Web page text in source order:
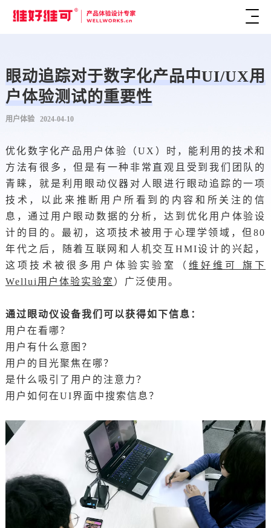
眼动追踪对于数字化产品中UI/UX用
户体验测试的重要性
用户体验 2024-04-10
优化数字化产品用户体验（UX）时，能利用的技术和
方法有很多，但是有一种非常直观且受到我们团队的
青睐，就是利用眼动仪器对人眼进行眼动追踪的一项
技术，以此来推断用户所看到的内容和所关注的信
息，通过用户眼动数据的分析，达到优化用户体验设
计的目的。最初，这项技术被用于心理学领域，但80
年代之后，随着互联网和人机交互HMI设计的兴起，
这项技术被很多用户体验实验室（ 维好维可 旗下
Wellui用户体验实验室 ）广泛使用。
通过眼动仪设备我们可以获得如下信息：
用户在看哪？
用户有什么意图？
用户的目光聚焦在哪？
是什么吸引了用户的注意力？
用户如何在UI界面中搜索信息？